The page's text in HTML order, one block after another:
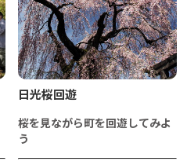
日光桜回遊
桜を見ながら町を回遊してみよ
う